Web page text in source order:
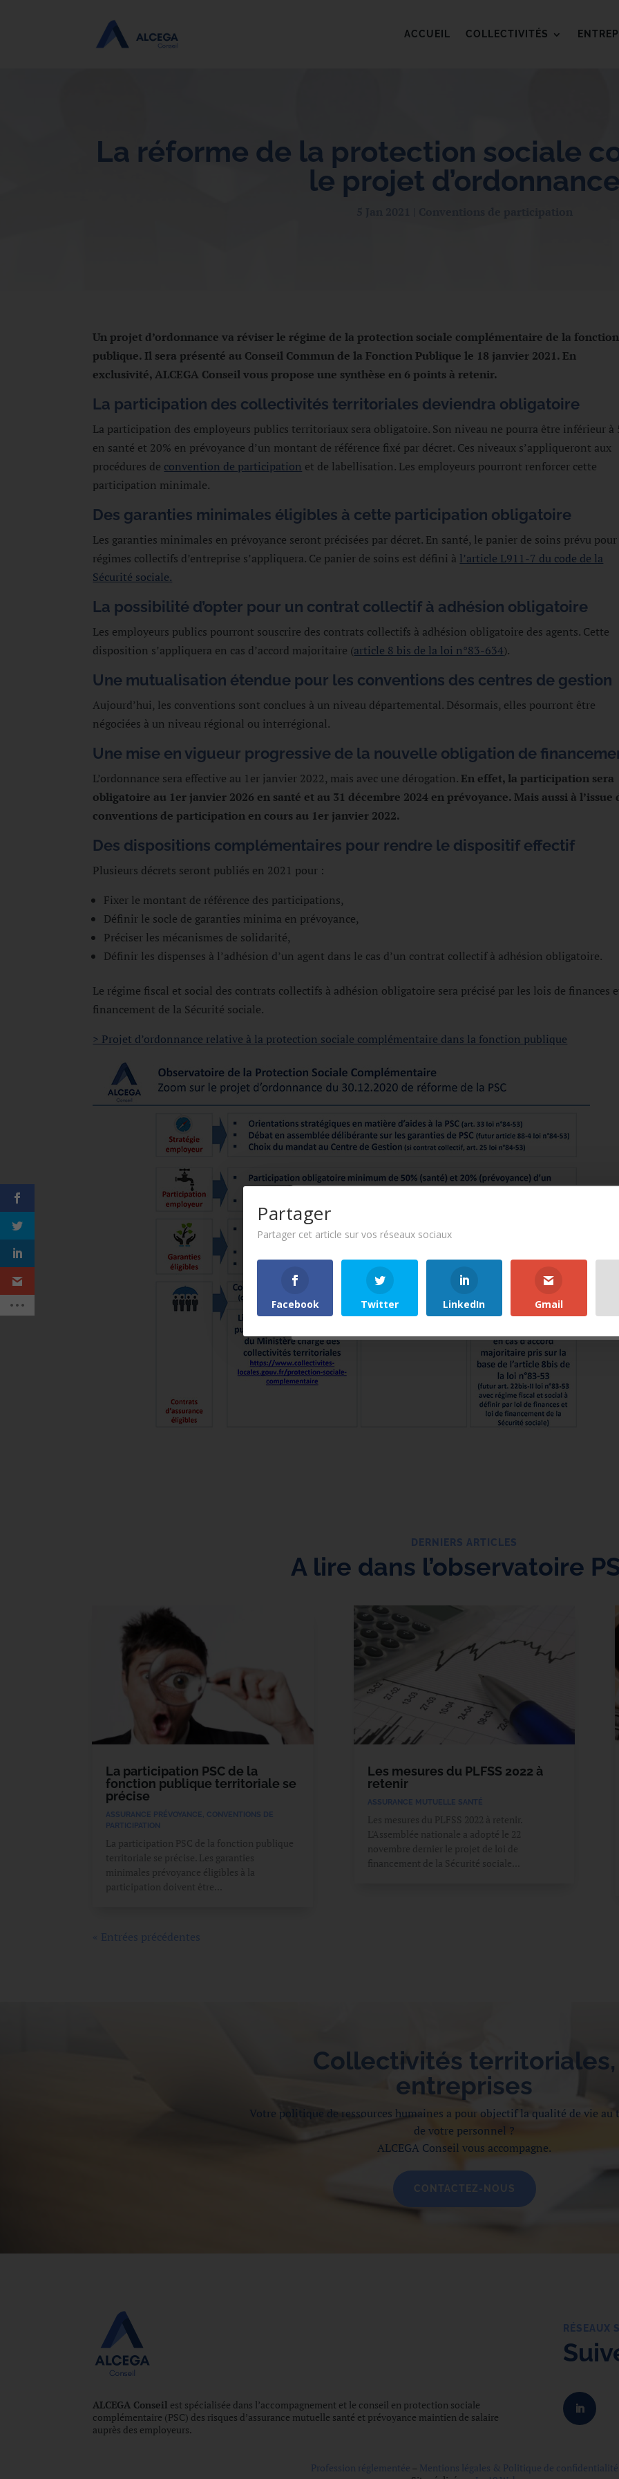
ACCUEIL COLLECTIVITÉS
La réforme de la protection sociale
le projet
Un projet d’ordonnance va réviser le régime de la protection sociale complémentaire de la fonction
publique. Il sera présenté au Conseil Commun de la Fonction Publique le 18 janvier 2021. En
exclusivité, ALCEGA Conseil vous propose une synthèse en 6 points à retenir.
La participation des collectivités territoriales deviendra obligatoire
La participation des employeurs publics territoriaux sera obligatoire. Son niveau ne pourra être inférieur à
en santé et 20% en prévoyance d’un montant de référence fixé par décret. Ces niveaux s’appliqueront aux
procédures de convention de participation et de labellisation. Les employeurs pourront renforcer cette
participation minimale.
Des garanties minimales éligibles à cette participation obligatoire
Les garanties minimales en prévoyance seront précisées par décret. En santé, le panier de soins prévu
régimes collectifs d’entreprise s’appliquera. Ce panier de soins est défini à l’article L911-7 du code de la
Sécurité sociale.
La possibilité d’opter pour un contrat collectif à adhésion obligatoire
Les employeurs publics pourront souscrire des contrats collectifs à adhésion obligatoire des agents. Cette
disposition s’appliquera en cas d’accord majoritaire (article 8 bis de la loi n°83-634).
Une mutualisation étendue pour les conventions des centres de gestion
Aujourd’hui, les conventions sont conclues à un niveau départemental. Désormais, elles pourront être
négociées à un niveau régional ou interrégional.
Une mise en vigueur progressive de la nouvelle obligation de
L’ordonnance sera effective au 1er janvier 2022, mais avec une dérogation.En effet, la participation sera
obligatoire au 1er janvier 2026 en santé et au 31 décembre 2024 en prévoyance. Mais aussi à l’issue
conventions de participation en cours au 1er janvier 2022.
Des dispositions complémentaires pour rendre le dispositif effectif
Plusieurs décrets seront publiés en 2021 pour :
Fixer le montant de référence des participations,
Définir le socle de garanties minima en prévoyance,
Préciser les mécanismes de solidarité,
Définir les dispenses à l’adhésion d’un agent dans le cas d’un contrat collectif à adhésion obligatoire.
Le régime fiscal et social des contrats collectifs à adhésion obligatoire sera précisé par les lois de finances
financement de la Sécurité sociale.
> Projet d’ordonnance relative à la protection sociale complémentaire dans la fonction publique
DERNIERS ARTICLES
A lire dans l’observatoire
La participation PSC de la
fonction publique territoriale se
précise
ASSURANCE PRÉVOYANCE, CONVENTIONS DE
PARTICIPATION
La participation PSC de la fonction publique
territoriale se précise. Les garanties
minimales prévoyance éligibles à la
participation doivent être...
Les mesures du PLFSS 2022 à
retenir
ASSURANCE MUTUELLE SANTÉ
Les mesures du PLFSS 2022 à retenir.
L'Assemblée nationale a adopté le 22
novembre dernier le projet de loi de
financement de la Sécurité sociale...
« Entrées précédentes
Collectivités territoriales,
entreprises
Votre politique de ressources humaines a pour objectif la qualité de vie au
de votre personnel ?
ALCEGA Conseil vous accompagne.
CONTACTEZ-NOUS
ALCEGA Conseil est spécialisée dans l’accompagnement et le conseil en protection sociale
complémentaire (PSC) des risques d’assurance mutuelle santé et prévoyance maintien de salaire
auprès des employeurs.
RÉSEAUX
Profession réglementée – Mentions légales & Politique de confidentialité
Le respect de votre vie privée est notre priorité
Ce site utilise des cookies pour améliorer votre expérience sur
d’analyse.
Accepter Refuser
Paramétrer
Partager
Partager cet article sur vos réseaux sociaux
Facebook Twitter LinkedIn Gmail